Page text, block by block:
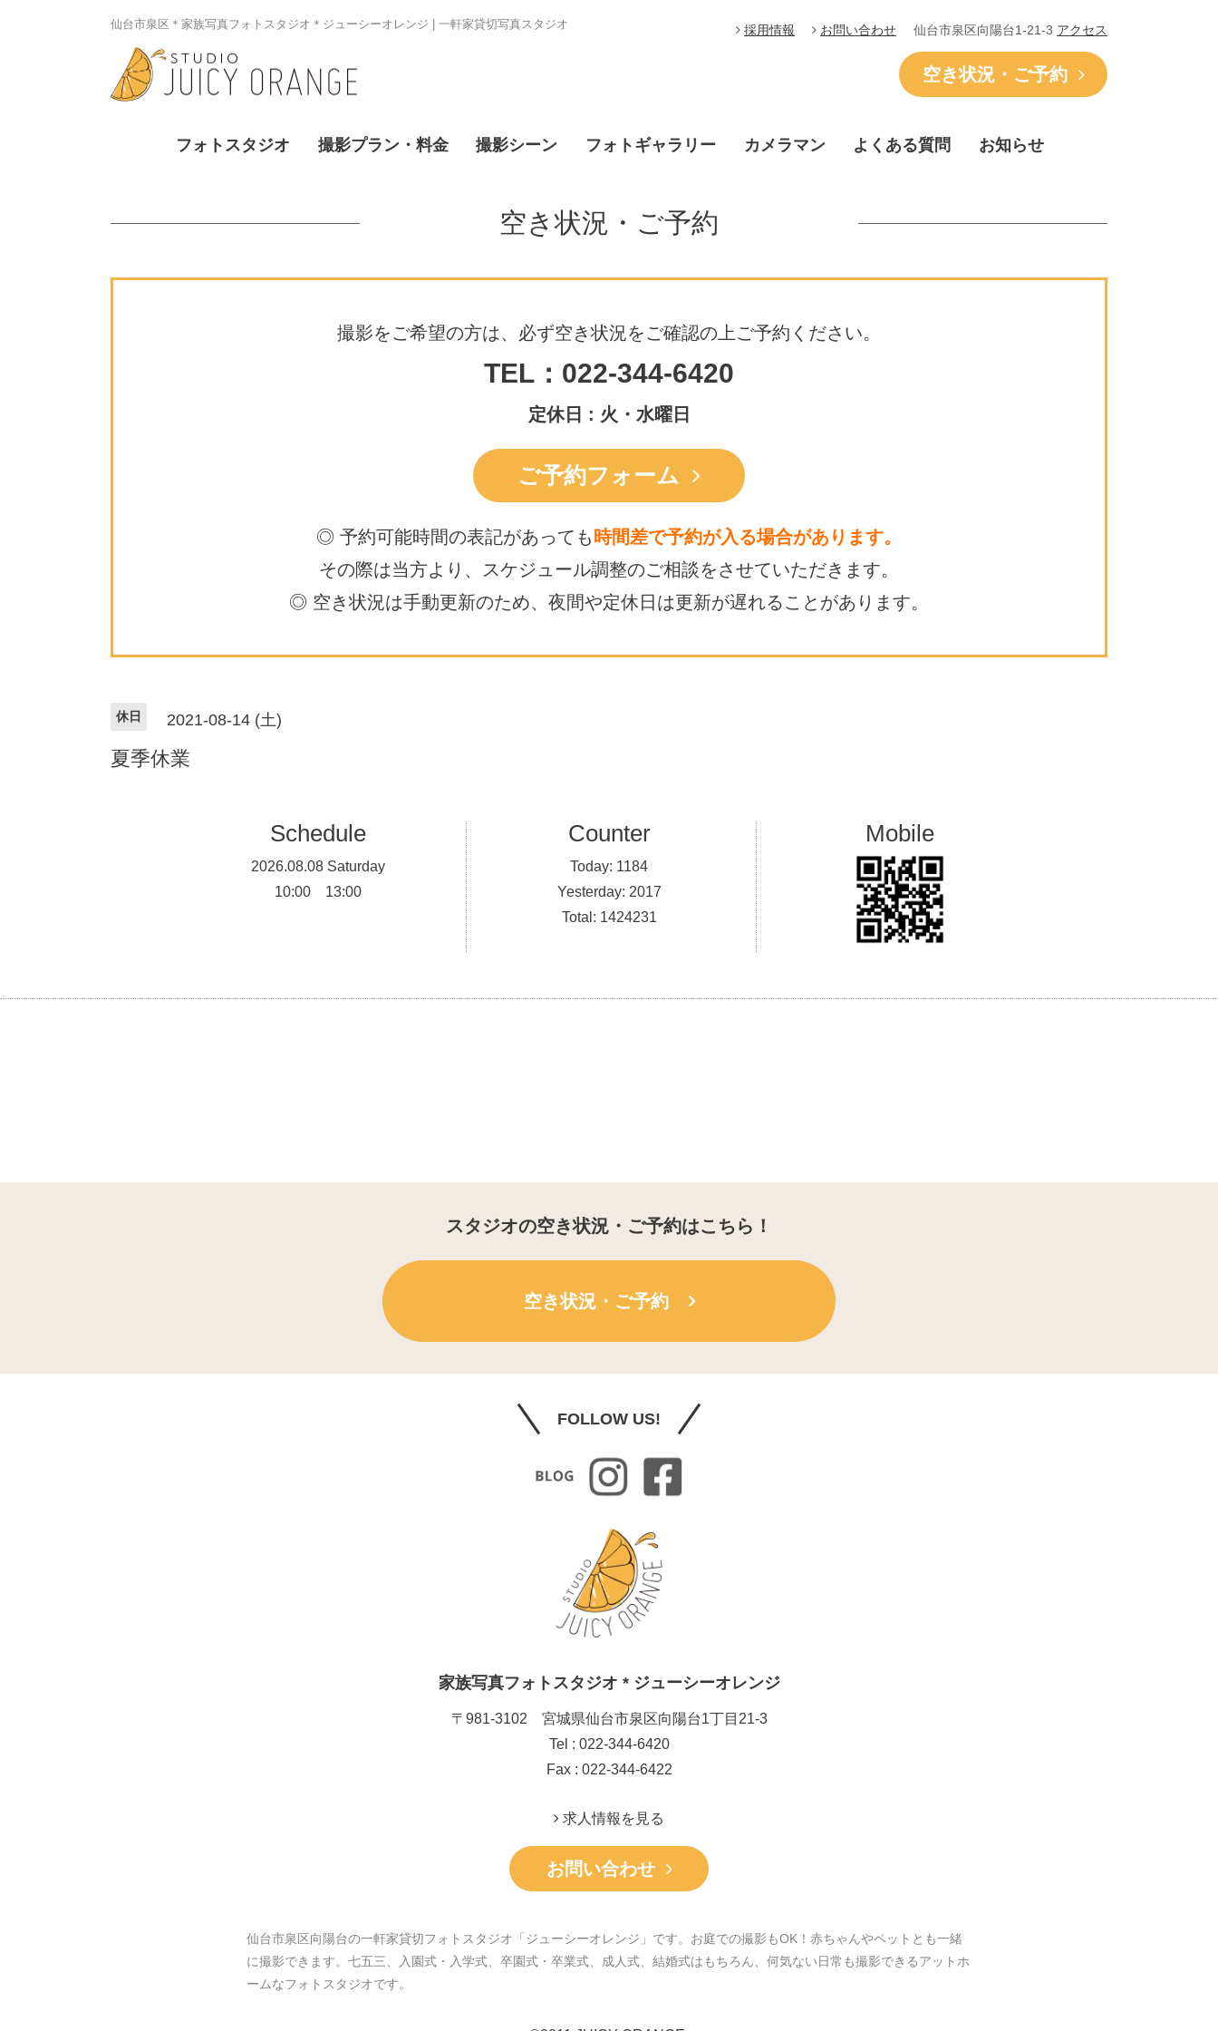
仙台市泉区＊家族写真フォトスタジオ＊ジューシーオレンジ | 一軒家貸切写真スタジオ 採用情報 お問い合わせ 仙台市泉区向陽台1-21-3 アクセス
空き状況・ご予約
フォトスタジオ 撮影プラン・料金 撮影シーン フォトギャラリー カメラマン よくある質問 お知らせ
空き状況・ご予約
撮影をご希望の方は、必ず空き状況をご確認の上ご予約ください。
TEL：022-344-6420
定休日 : 火・水曜日
ご予約フォーム
◎ 予約可能時間の表記があっても 時間差で予約が入る場合があります。
その際は当方より、スケジュール調整のご相談をさせていただきます。
◎ 空き状況は手動更新のため、 夜間や定休日は更新が遅れることがあります。
休日 2021-08-14 (土)
夏季休業
Schedule
2026.08.08 Saturday
10:00 13:00
Counter
Today: 1184
Yesterday: 2017
Total: 1424231
Mobile
スタジオの空き状況・ご予約はこちら！
空き状況・ご予約
FOLLOW US!
家族写真フォトスタジオ * ジューシーオレンジ
〒981-3102 宮城県仙台市泉区向陽台1丁目21-3
Tel : 022-344-6420
Fax : 022-344-6422
求人情報を見る
お問い合わせ
仙台市泉区向陽台の一軒家貸切フォトスタジオ「ジューシーオレンジ」です。お庭での撮影もOK！赤ちゃんやペットとも一緒
に撮影できます。七五三、入園式・入学式、卒園式・卒業式、成人式、結婚式はもちろん、何気ない日常も撮影できるアットホ
ームなフォトスタジオです。